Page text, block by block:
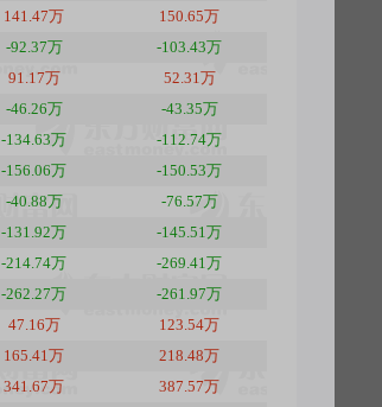
141.47万
150.65万
-92.37万
-103.43万
91.17万
52.31万
-46.26万
-43.35万
-134.63万
-112.74万
-156.06万
-150.53万
-40.88万
-76.57万
-131.92万
-145.51万
-214.74万
-269.41万
-262.27万
-261.97万
47.16万
123.54万
165.41万
218.48万
341.67万
387.57万